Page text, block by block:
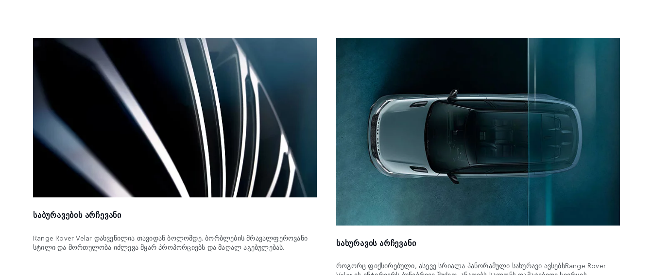
ᲡᲐᲑᲣᲠᲐᲕᲔᲑᲘᲡ ᲐᲠᲩᲔᲕᲐᲜᲘ
Range Rover Velar დახვეწილია თავიდან ბოლომდე. ბორბლების მრავალფეროვანი
სტილი და მორთულობა იძლევა მყარ პროპორციებს და მაღალ აგებულებას.
ᲡᲐᲮᲣᲠᲐᲕᲘᲡ ᲐᲠᲩᲔᲕᲐᲜᲘ
როგორც ფიქსირებული, ასევე სრიალა პანორამული სახურავი ავსებსRange Rover